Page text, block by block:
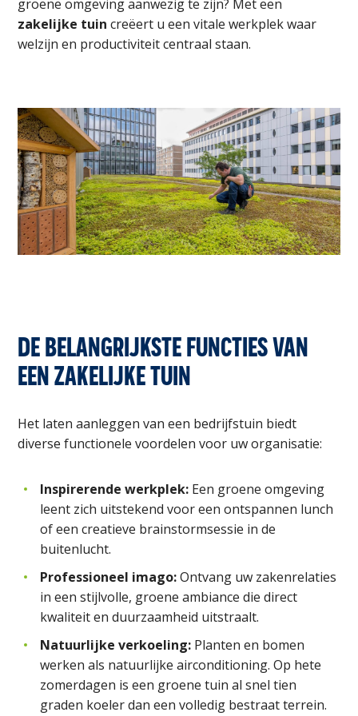
groene omgeving aanwezig te zijn? Met een
zakelijke tuin creëert u een vitale werkplek waar
welzijn en productiviteit centraal staan.
DE BELANGRIJKSTE FUNCTIES VAN
EEN ZAKELIJKE TUIN
Het laten aanleggen van een bedrijfstuin biedt
diverse functionele voordelen voor uw organisatie:
Inspirerende werkplek: Een groene omgeving
leent zich uitstekend voor een ontspannen lunch
of een creatieve brainstormsessie in de
buitenlucht.
Professioneel imago:Ontvang uw zakenrelaties
in een stijlvolle, groene ambiance die direct
kwaliteit en duurzaamheid uitstraalt.
Natuurlijke verkoeling: Planten en bomen
werken als natuurlijke airconditioning. Op hete
zomerdagen is een groene tuin al snel tien
graden koeler dan een volledig bestraat terrein.